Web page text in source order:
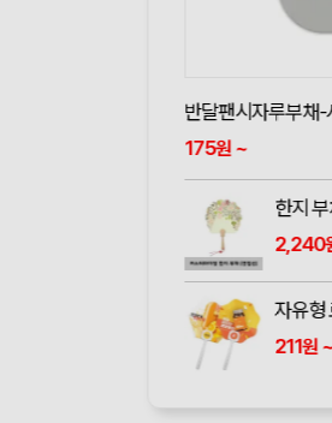
반달팬시자루부채
175원~
한지
2,240
211원